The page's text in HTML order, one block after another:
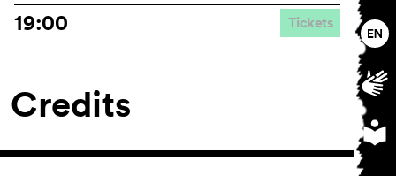
19:00 Tickets
Credits